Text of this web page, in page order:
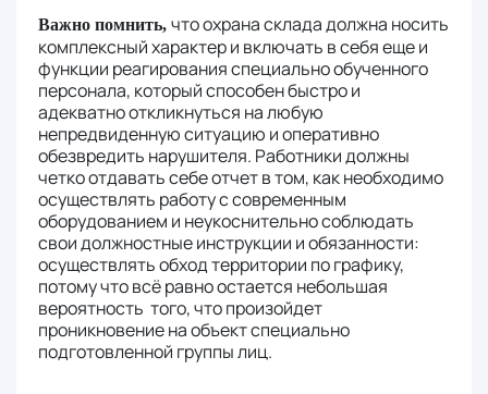
Важно помнить, что охрана склада должна носить
комплексный характер и включать в себя еще и
функции реагирования специально обученного
персонала, который способен быстро и
адекватно откликнуться на любую
непредвиденную ситуацию и оперативно
обезвредить нарушителя. Работники должны
четко отдавать себе отчет в том, как необходимо
осуществлять работу с современным
оборудованием и неукоснительно соблюдать
свои должностные инструкции и обязанности:
осуществлять обход территории по графику,
потому что всё равно остается небольшая
вероятность того, что произойдет
проникновение на объект специально
подготовленной группы лиц.